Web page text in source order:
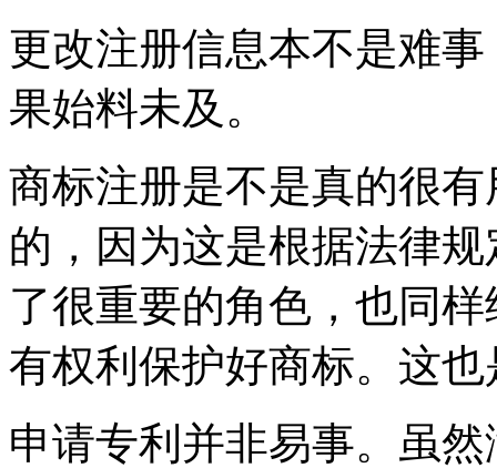
更改注册信息本不是难
果始料未及。
商标注册是不是真的很
的，因为这是根据法律
了很重要的角色，也同
有权利保护好商标。
申请专利并非易事。虽